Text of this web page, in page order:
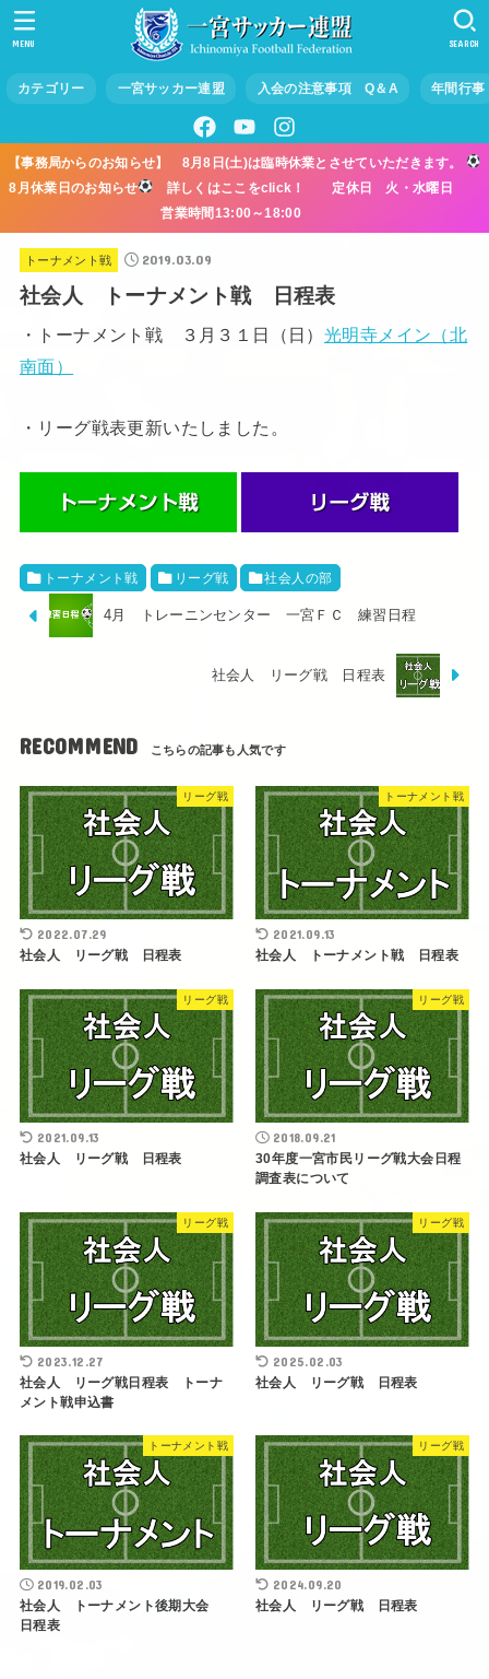
カテゴリー 一宮サッカー連盟 入会の注意事項 Q＆A 年間行事
SEARCH
MENU
【事務局からのお知らせ】 8月8日(土)は臨時休業とさせていただきます。
8月休業日のお知らせ
詳しくはここをclick！ 定休日 火・水曜日
営業時間13:00～18:00
トーナメント戦 2019.03.09
社会人 トーナメント戦 日程表
・トーナメント戦 ３月３１日（日） 光明寺メイン（北
南面）
・リーグ戦表更新いたしました。
トーナメント戦 リーグ戦 社会人の部
4月 トレーニンセンター 一宮ＦＣ 練習日程
社会人 リーグ戦 日程表
RECOMMEND
リーグ戦
2022.07.29
社会人 リーグ戦 日程表
トーナメント戦
2021.09.13
社会人 トーナメント戦 日程表
リーグ戦
2021.09.13
社会人 リーグ戦 日程表
リーグ戦
2018.09.21
30年度一宮市民リーグ戦大会日程
調査表について
リーグ戦
2023.12.27
社会人 リーグ戦日程表 トーナ
メント戦申込書
リーグ戦
2025.02.03
社会人 リーグ戦 日程表
トーナメント戦
2019.02.03
社会人 トーナメント後期大会
日程表
リーグ戦
2024.09.20
社会人 リーグ戦 日程表